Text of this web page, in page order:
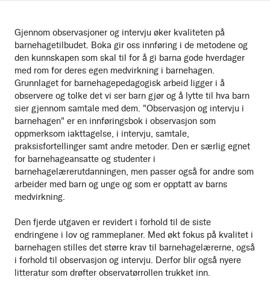
Gjennom observasjoner og intervju øker kvaliteten på
barnehagetilbudet. Boka gir oss innføring i de metodene og
den kunnskapen som skal til for å gi barna gode hverdager
med rom for deres egen medvirkning i barnehagen.
Grunnlaget for barnehagepedagogisk arbeid ligger i å
observere og tolke det vi ser barn gjør og å lytte til hva barn
sier gjennom samtale med dem. "Observasjon og intervju i
barnehagen" er en innføringsbok i observasjon som
oppmerksom iakttagelse, i intervju, samtale,
praksisfortellinger samt andre metoder. Den er særlig egnet
for barnehageansatte og studenter i
barnehagelærerutdanningen, men passer også for andre som
arbeider med barn og unge og som er opptatt av barns
medvirkning.
Den fjerde utgaven er revidert i forhold til de siste
endringene i lov og rammeplaner. Med økt fokus på kvalitet i
barnehagen stilles det større krav til barnehagelærerne, også
i forhold til observasjon og intervju. Derfor blir også nyere
litteratur som drøfter observatørrollen trukket inn.